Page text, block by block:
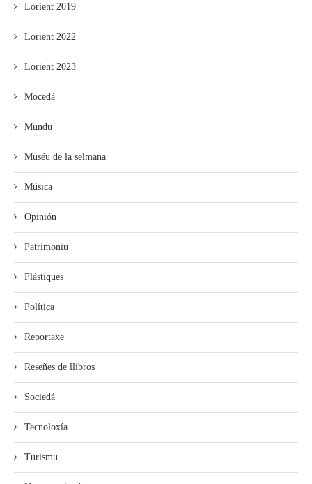
Lorient 2019
Lorient 2022
Lorient 2023
Mocedá
Mundu
Muséu de la selmana
Música
Opinión
Patrimoniu
Plástiques
Política
Reportaxe
Reseñes de llibros
Sociedá
Tecnoloxía
Turismu